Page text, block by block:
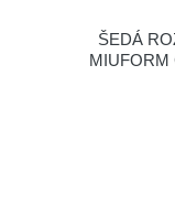
ŠEDÁ
MIUFORM